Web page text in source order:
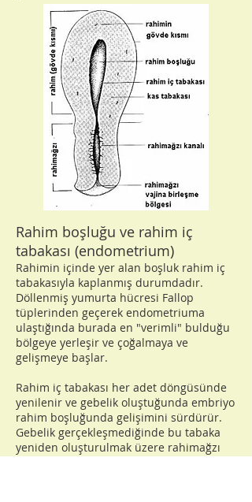
Rahim boşluğu ve rahim iç
tabakası (endometrium)
Rahimin içinde yer alan boşluk rahim iç
tabakasıyla kaplanmış durumdadır.
Döllenmiş yumurta hücresi Fallop
tüplerinden geçerek endometriuma
ulaştığında burada en "verimli" bulduğu
bölgeye yerleşir ve çoğalmaya ve
gelişmeye başlar.
Rahim iç tabakası her adet döngüsünde
yenilenir ve gebelik oluştuğunda embriyo
rahim boşluğunda gelişimini sürdürür.
Gebelik gerçekleşmediğinde bu tabaka
yeniden oluşturulmak üzere rahimağzı